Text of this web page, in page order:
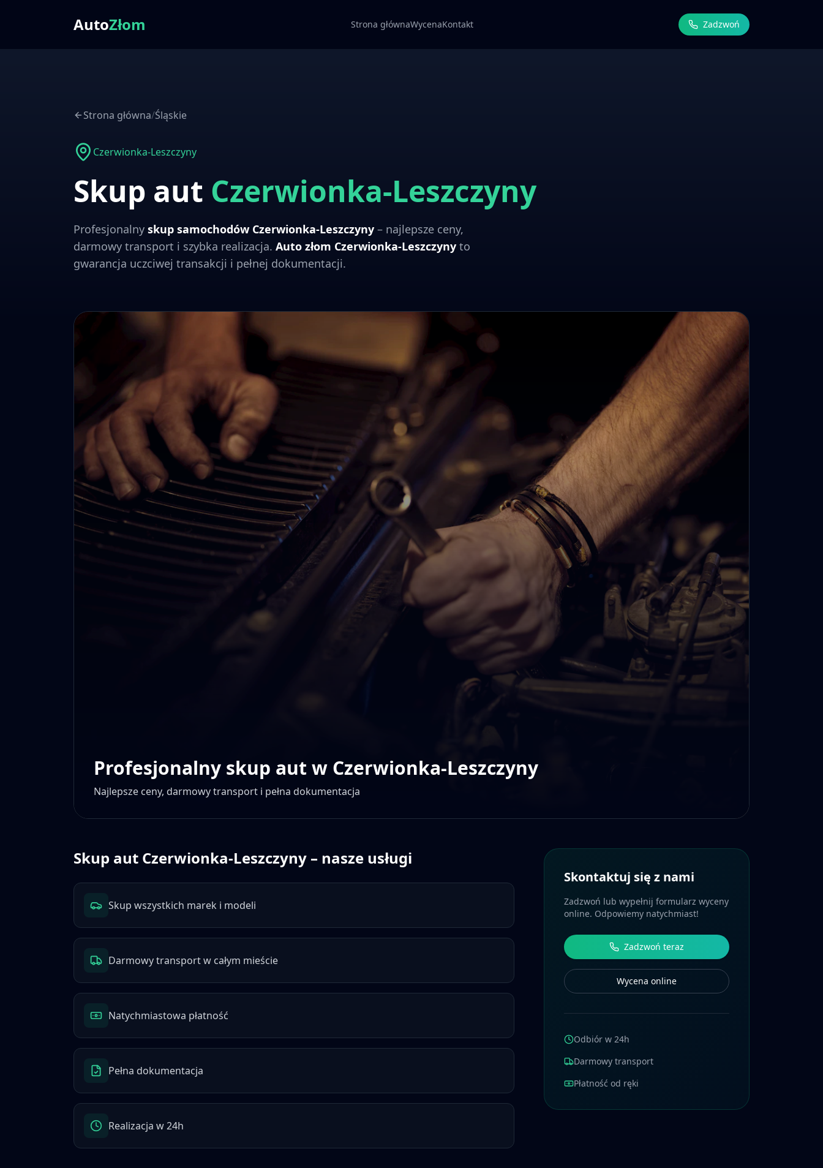
AutoZłom Strona głównaWycenaKontakt Zadzwoń
Strona główna/Śląskie
Czerwionka-Leszczyny
Skup aut Czerwionka-Leszczyny
Profesjonalny skup samochodów Czerwionka-Leszczyny – najlepsze ceny,
darmowy transport i szybka realizacja. Auto złom Czerwionka-Leszczyny to
gwarancja uczciwej transakcji i pełnej dokumentacji.
Profesjonalny skup aut w Czerwionka-Leszczyny
Najlepsze ceny, darmowy transport i pełna dokumentacja
Skup aut Czerwionka-Leszczyny – nasze usługi
Skup wszystkich marek i modeli
Darmowy transport w całym mieście
Natychmiastowa płatność
Pełna dokumentacja
Realizacja w 24h
Skontaktuj się z nami
Zadzwoń lub wypełnij formularz wyceny
online. Odpowiemy natychmiast!
Zadzwoń teraz
Wycena online
Odbiór w 24h
Darmowy transport
Płatność od ręki